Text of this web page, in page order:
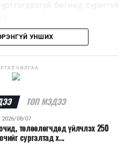
бөгөөд сураггүй
түймрийн нэг голомтыг
эрүүгийн хэрэг үүсгэн
тогтоож байгаа бөгөөд
гэж үзэж байгаа аж.
90 гаруй томоохон ой,
үргэлжилж байгаагийн
УНШИХ
ТОП МЭДЭЭ
2026/08/07
төлөөлөгчдөд үйлчлэх 250
сургалтад х...